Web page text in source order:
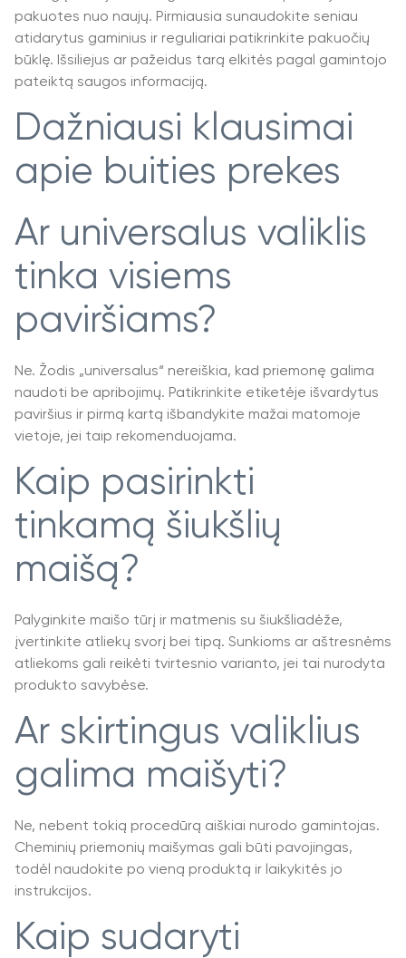
pakuotes nuo naujų. Pirmiausia sunaudokite seniau
atidarytus gaminius ir reguliariai patikrinkite pakuočių
būklę. Išsiliejus ar pažeidus tarą elkitės pagal gamintojo
pateiktą saugos informaciją.
Dažniausi klausimai
apie buities prekes
Ar universalus valiklis
tinka visiems
paviršiams?
Ne. Žodis „universalus“ nereiškia, kad priemonę galima
naudoti be apribojimų. Patikrinkite etiketėje išvardytus
paviršius ir pirmą kartą išbandykite mažai matomoje
vietoje, jei taip rekomenduojama.
Kaip pasirinkti
tinkamą šiukšlių
maišą?
Palyginkite maišo tūrį ir matmenis su šiukšliadėže,
įvertinkite atliekų svorį bei tipą. Sunkioms ar aštresnėms
atliekoms gali reikėti tvirtesnio varianto, jei tai nurodyta
produkto savybėse.
Ar skirtingus valiklius
galima maišyti?
Ne, nebent tokią procedūrą aiškiai nurodo gamintojas.
Cheminių priemonių maišymas gali būti pavojingas,
todėl naudokite po vieną produktą ir laikykitės jo
instrukcijos.
Kaip sudaryti